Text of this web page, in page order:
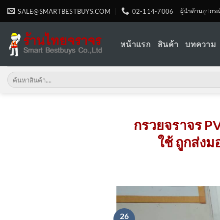
Skip
SALE@SMARTBESTBUYS.COM 02-114-7006 ผู้นำด้านอุปกร
หน้าแรก สินค้า บทความ
Search
for:
กรวยจราจร
ใช้ ถูกส่ง
26